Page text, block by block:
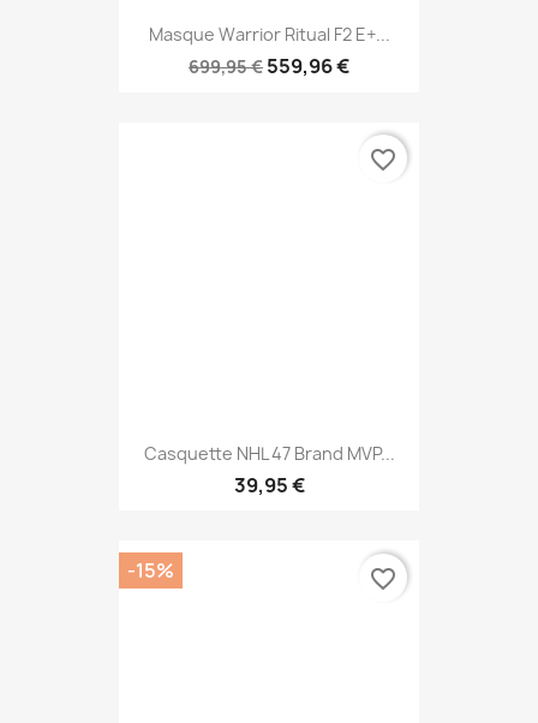
Masque Warrior Ritual F2 E+...
699,95 € 559,96 €
Casquette NHL 47 Brand MVP...
39,95 €
favorite_border
-15% favorite_border